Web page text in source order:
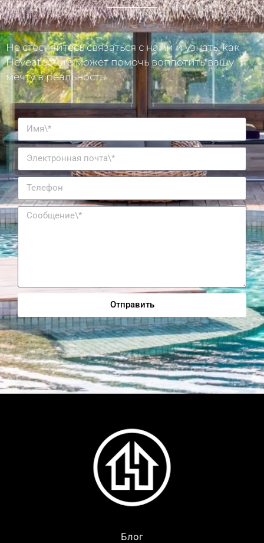
Не стесняйтесь связаться с нами и узнать, как
Heveatecture может помочь воплотить вашу
мечту в реальность.
Отправить
Alternative:
Блог